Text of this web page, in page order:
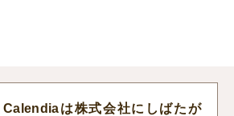
Calendiaは株式会社にしばたが